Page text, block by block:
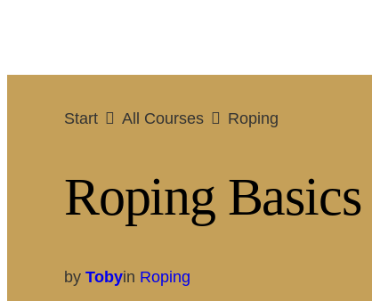
Start All Courses Roping
Roping
by Tobyin Roping